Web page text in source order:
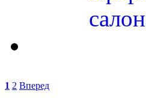
1 2 Вперед